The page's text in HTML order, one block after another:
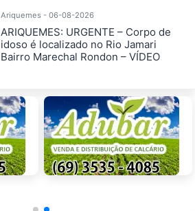
Ariquemes - 06-08-2026
ARIQUEMES: URGENTE – Corpo de
idoso é localizado no Rio Jamari
Bairro Marechal Rondon – VÍDEO